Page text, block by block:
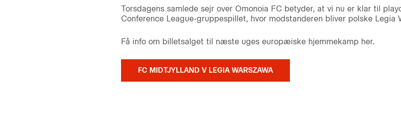
Torsdagens samlede sejr over Omonoia FC betyder, at vi nu er klar til
Conference League-gruppespillet, hvor modstanderen bliver polske Legia
Få info om billetsalget til næste uges europæiske hjemmekamp her.
FC MIDTJYLLAND V LEGIA WARSZAWA